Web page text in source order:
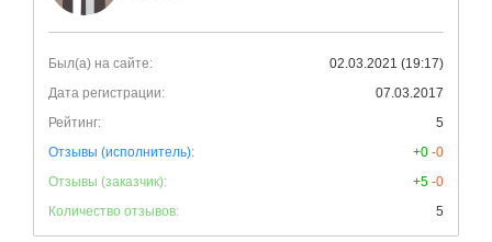
Был(а) на сайте:
02.03.2021 (19:17)
Дата регистрации:
07.03.2017
Рейтинг:
5
Отзывы (исполнитель):
+0 -0
Отзывы (заказчик):
+5 -0
Количество отзывов:
5